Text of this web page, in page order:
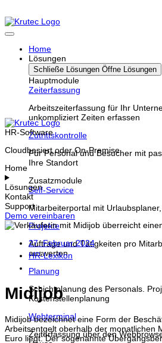
Home
Lösungen
Schließe Lösungen Öffne Lösungen
Hauptmodule
Zeiterfassung
Arbeitszeiterfassung für Ihr
unkompliziert Zeiten erfassen
Zutrittskontrolle
Für Personal und Besucher mit
Ihre Standort
Zusatzmodule
Self-Service
Mitarbeiterportal mit
Projekte
Aufträge und Tätigkeiten pro
auswerten
Planung
Schichtplanung des Personals.
Kostenstellenplanung
Webterminal
Zeiterfassung über den
HR-Software
Cloudbasiert oder On-Premise
Home
Lösungen
Kontakt
Support
Demo vereinbaren
27. Februar 2024
HR-Lexikon
Midijob
Midijob bezeichnet eine Form der
Arbeitsentgelt oberhalb der monatlichen
Euro liegt. Der sogenannte